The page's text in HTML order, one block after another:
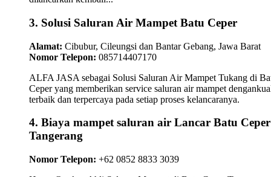
3. Solusi Saluran Air Mampet Batu Ceper
Alamat: Cibubur, Cileungsi dan Bantar Gebang, Jawa Barat
Nomor Telepon: 085714407170
ALFA JASA sebagai Solusi Saluran Air Mampet Tukang di
Ceper yang memberikan service saluran air mampet
terbaik dan terpercaya pada setiap proses kelancaranya.
4. Biaya mampet saluran air Lancar Batu Ceper
Tangerang
Nomor Telepon: +62 0852 8833 3039